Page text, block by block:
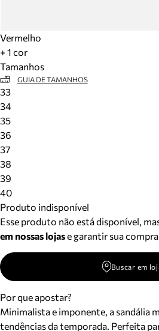
Vermelho
+ 1 cor
Tamanhos
GUIA DE TAMANHOS
33
34
35
36
37
38
39
40
Produto indisponível
Esse produto não está disponível,
em nossas lojase garantir sua
Buscar em
Por que apostar?
Minimalista e imponente, a sandália
tendências da temporada. Perfeita